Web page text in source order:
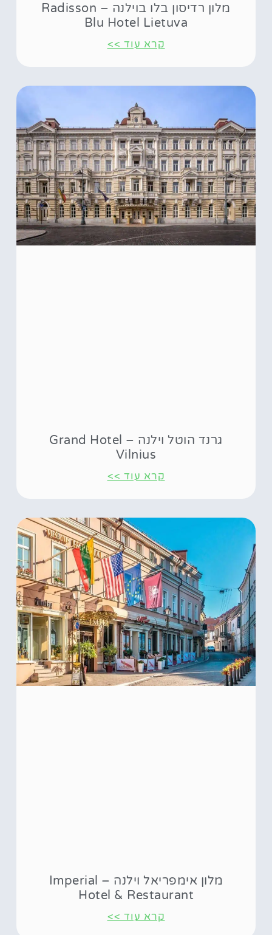
מלון רדיסון בלו בוילנה – Radisson
Blu Hotel Lietuva
קרא עוד >>
גרנד הוטל וילנה – Grand Hotel
Vilnius
קרא עוד >>
מלון אימפריאל וילנה – Imperial
Hotel & Restaurant
קרא עוד >>